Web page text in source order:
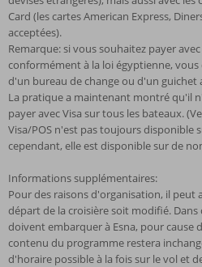
Card (les cartes American Express,
acceptées).
Remarque: si vous souhaitez payer
conformément à la loi égyptienne,
d'un bureau de change ou d'un guichet
La pratique a maintenant montré qu'il
payer avec Visa sur tous les bateaux.
Visa/POS n'est pas toujours disponible
cependant, elle est disponible sur de
Informations supplémentaires:
Pour des raisons d'organisation, il
départ de la croisière soit modifié. Dans
doivent embarquer à Esna, pour cause
contenu du programme restera
d'horaire possible à la fois sur le vol et